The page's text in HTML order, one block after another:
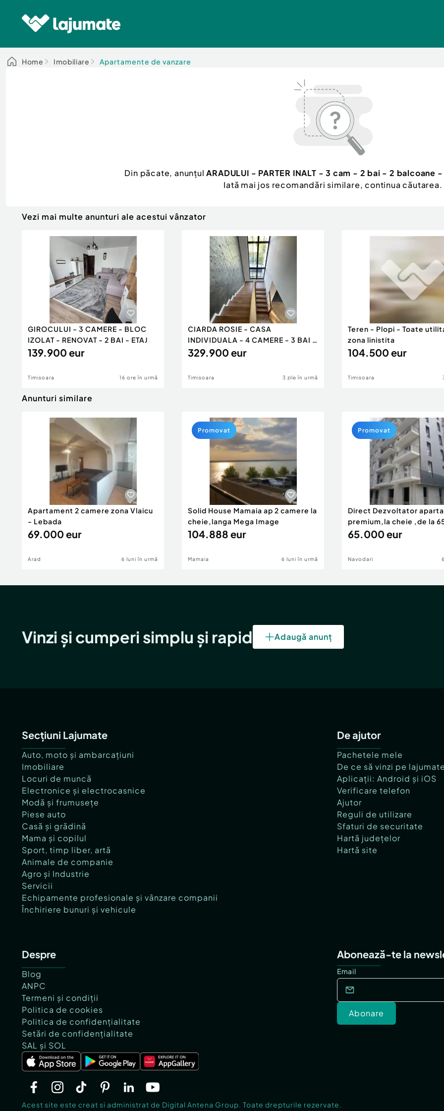
Home Imobiliare Apartamente de vanzare
Din păcate, anunțulARADULUI - PARTER INALT - 3 cam - 2 bai - 2 balcoane
Iată mai jos recomandări similare, continua căutarea.
Vezi mai multe anunturi ale acestui vânzator
GIROCULUI - 3 CAMERE - BLOC
IZOLAT - RENOVAT - 2 BAI - ETAJ
139.900 eur
Timisoara 16 ore în urmă
CIARDA ROSIE - CASA
INDIVIDUALA - 4 CAMERE - 3 BAI -
PANOURI
329.900 eur
Timisoara 3 zile în urmă
Teren - Plopi - Toate
zona linistita
104.500 eur
Timisoara
Anunturi similare
Apartament 2 camere zona Vlaicu
- Lebada
69.000 eur
Arad 6 luni în urmă
Solid House Mamaia ap 2 camere la
cheie,langa Mega Image
104.888 eur
Mamaia 6 luni în urmă
Promovat
Direct Dezvoltator
premium,la cheie ,de la
eur
65.000 eur
Navodari
Promovat
Vinzi și cumperi simplu și rapid Adaugă anunț
Secțiuni Lajumate
Auto, moto și ambarcațiuni
Imobiliare
Locuri de muncă
Electronice și electrocasnice
Modă și frumusețe
Piese auto
Casă și grădină
Mama și copilul
Sport, timp liber, artă
Animale de companie
Agro și Industrie
Servicii
Echipamente profesionale și vânzare companii
Închiriere bunuri și vehicule
De ajutor
Pachetele mele
De ce să vinzi pe
Aplicații: Android și iOS
Verificare telefon
Ajutor
Reguli de utilizare
Sfaturi de securitate
Hartă județelor
Hartă site
Despre
Blog
ANPC
Termeni și condiții
Politica de cookies
Politica de confidențialitate
Setări de confidențialitate
SAL și SOL
Abonează-te la
Email
Abonare
Acest site este creat si administrat de Digital Antena Group. Toate drepturile rezervate.